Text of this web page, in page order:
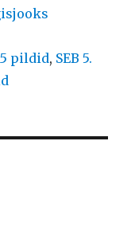
pildid, SEB 5.